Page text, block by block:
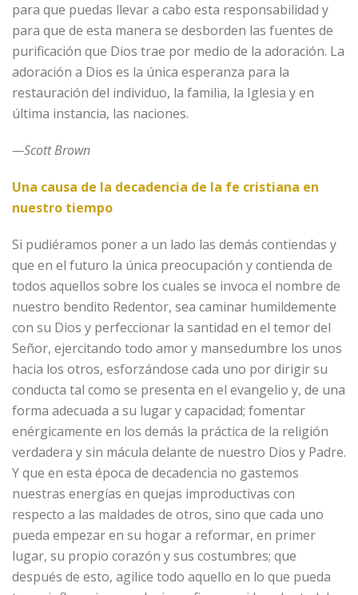
para que puedas llevar a cabo esta responsabilidad y
para que de esta manera se desborden las fuentes de
purificación que Dios trae por medio de la adoración. La
adoración a Dios es la única esperanza para la
restauración del individuo, la familia, la Iglesia y en
última instancia, las naciones.
—Scott Brown
Una causa de la decadencia de la fe cristiana en
nuestro tiempo
Si pudiéramos poner a un lado las demás contiendas y
que en el futuro la única preocupación y contienda de
todos aquellos sobre los cuales se invoca el nombre de
nuestro bendito Redentor, sea caminar humildemente
con su Dios y perfeccionar la santidad en el temor del
Señor, ejercitando todo amor y mansedumbre los unos
hacia los otros, esforzándose cada uno por dirigir su
conducta tal como se presenta en el evangelio y, de una
forma adecuada a su lugar y capacidad; fomentar
enérgicamente en los demás la práctica de la religión
verdadera y sin mácula delante de nuestro Dios y Padre.
Y que en esta época de decadencia no gastemos
nuestras energías en quejas improductivas con
respecto a las maldades de otros, sino que cada uno
pueda empezar en su hogar a reformar, en primer
lugar, su propio corazón y sus costumbres; que
después de esto, agilice todo aquello en lo que pueda